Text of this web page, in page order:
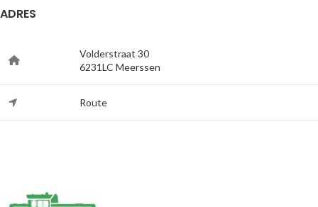
ADRES
Volderstraat 30
6231LC Meerssen
Route